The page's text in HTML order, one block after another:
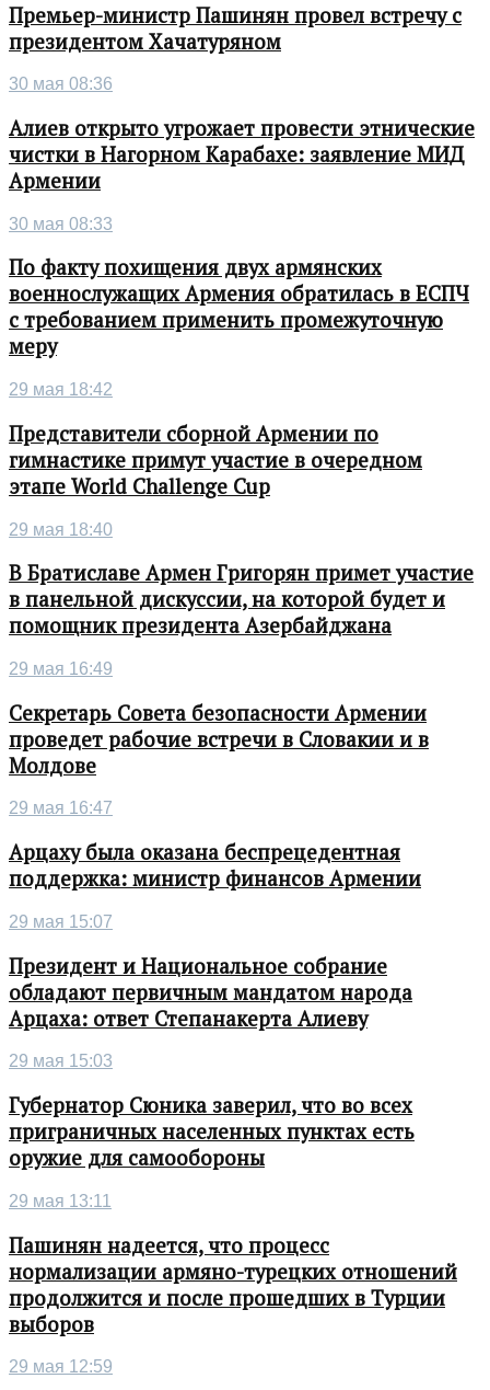
Премьер-министр Пашинян провел встречу с
президентом Хачатуряном
30 мая 08:36
Алиев открыто угрожает провести этнические
чистки в Нагорном Карабахе: заявление МИД
Армении
30 мая 08:33
По факту похищения двух армянских
военнослужащих Армения обратилась в ЕСПЧ
с требованием применить промежуточную
меру
29 мая 18:42
Представители сборной Армении по
гимнастике примут участие в очередном
этапе World Challenge Cup
29 мая 18:40
В Братиславе Армен Григорян примет участие
в панельной дискуссии, на которой будет и
помощник президента Азербайджана
29 мая 16:49
Секретарь Совета безопасности Армении
проведет рабочие встречи в Словакии и в
Молдове
29 мая 16:47
Арцаху была оказана беспрецедентная
поддержка: министр финансов Армении
29 мая 15:07
Президент и Национальное собрание
обладают первичным мандатом народа
Арцаха: ответ Степанакерта Алиеву
29 мая 15:03
Губернатор Сюника заверил, что во всех
приграничных населенных пунктах есть
оружие для самообороны
29 мая 13:11
Пашинян надеется, что процесс
нормализации армяно-турецких отношений
продолжится и после прошедших в Турции
выборов
29 мая 12:59